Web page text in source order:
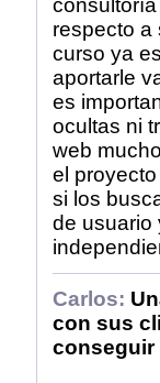
respecto a
curso ya
aportarle
es
ocultas ni
web
el
si los
de usuario
Carlos:
con sus
conseguir